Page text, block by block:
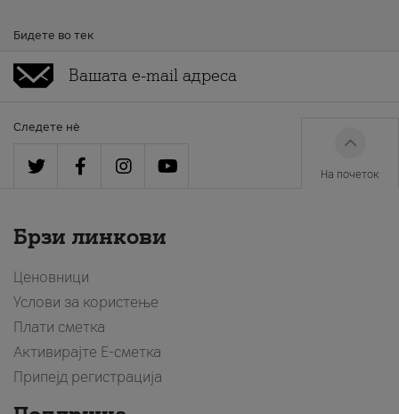
Бидете во тек
Следете нè
На почеток
Брзи линкови
Ценовници
Услови за користење
Плати сметка
Активирајте Е-сметка
Припејд регистрација